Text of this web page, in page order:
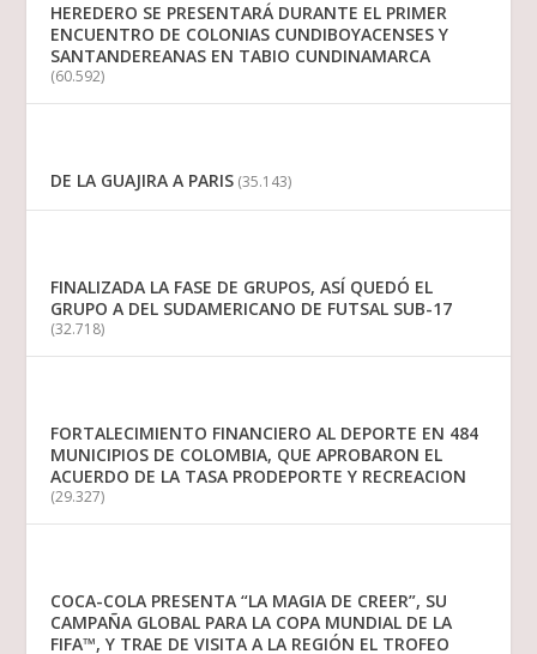
HEREDERO SE PRESENTARÁ DURANTE EL PRIMER
ENCUENTRO DE COLONIAS CUNDIBOYACENSES Y
SANTANDEREANAS EN TABIO CUNDINAMARCA
(60.592)
DE LA GUAJIRA A PARIS (35.143)
FINALIZADA LA FASE DE GRUPOS, ASÍ QUEDÓ EL
GRUPO A DEL SUDAMERICANO DE FUTSAL SUB-17
(32.718)
FORTALECIMIENTO FINANCIERO AL DEPORTE EN 484
MUNICIPIOS DE COLOMBIA, QUE APROBARON EL
ACUERDO DE LA TASA PRODEPORTE Y RECREACION
(29.327)
COCA-COLA PRESENTA “LA MAGIA DE CREER”, SU
CAMPAÑA GLOBAL PARA LA COPA MUNDIAL DE LA
FIFA™, Y TRAE DE VISITA A LA REGIÓN EL TROFEO